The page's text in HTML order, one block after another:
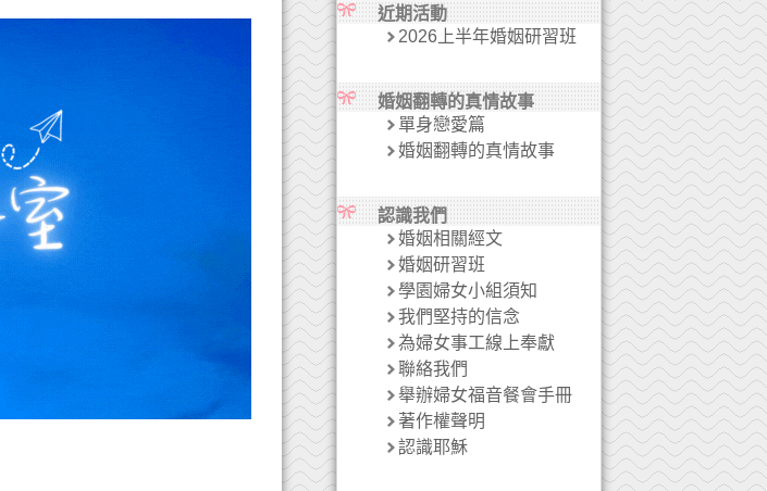
近期活動
2026上半年婚姻研習班
婚姻翻轉的真情故事
單身戀愛篇
婚姻翻轉的真情故事
認識我們
婚姻相關經文
婚姻研習班
學園婦女小組須知
我們堅持的信念
為婦女事工線上奉獻
聯絡我們
舉辦婦女福音餐會手冊
著作權聲明
認識耶穌